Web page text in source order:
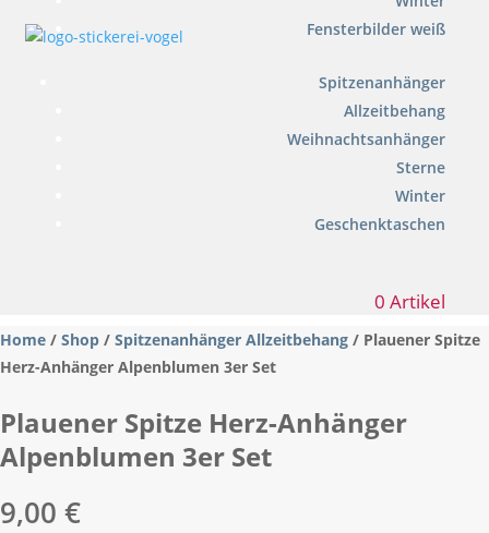
Fensterbilder weiß
Spitzenanhänger
Allzeitbehang
Weihnachtsanhänger
Sterne
Winter
Geschenktaschen
0 Artikel
Home / Shop / Spitzenanhänger Allzeitbehang / Plauener Spitze
Herz-Anhänger Alpenblumen 3er Set
Plauener Spitze Herz-Anhänger
Alpenblumen 3er Set
9,00 €